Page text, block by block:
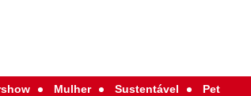
Mulher Sustentável Pet